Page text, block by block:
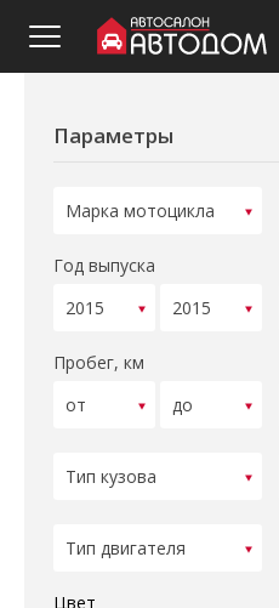
Параметры
Год выпуска
Пробег, км
Цвет